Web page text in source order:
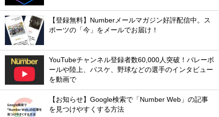
【登録無料】Numberメールマガジン好評配信中。ス
ポーツの「今」をメールでお届け！
YouTubeチャンネル登録者数60,000人突破！バレーボ
ールや陸上、バスケ、野球などの選手のインタビュー
を動画で
【お知らせ】Google検索で「Number Web」の記事
を見つけやすくする方法